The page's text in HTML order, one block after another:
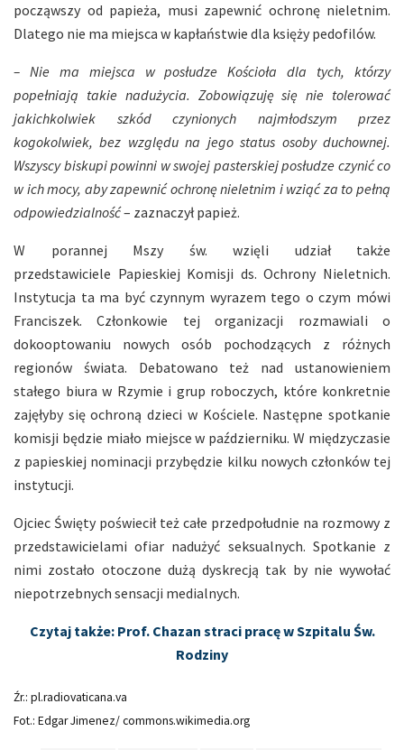
począwszy od papieża, musi zapewnić ochronę nieletnim.
Dlatego nie ma miejsca w kapłaństwie dla księży pedofilów.
– Nie ma miejsca w posłudze Kościoła dla tych, którzy
popełniają takie nadużycia. Zobowiązuję się nie tolerować
jakichkolwiek szkód czynionych najmłodszym przez
kogokolwiek, bez względu na jego status osoby duchownej.
Wszyscy biskupi powinni w swojej pasterskiej posłudze czynić co
w ich mocy, aby zapewnić ochronę nieletnim i wziąć za to pełną
odpowiedzialność– zaznaczył papież.
W porannej Mszy św. wzięli udział także
przedstawiciele Papieskiej Komisji ds. Ochrony Nieletnich.
Instytucja ta ma być czynnym wyrazem tego o czym mówi
Franciszek. Członkowie tej organizacji rozmawiali o
dokooptowaniu nowych osób pochodzących z różnych
regionów świata. Debatowano też nad ustanowieniem
stałego biura w Rzymie i grup roboczych, które konkretnie
zajęłyby się ochroną dzieci w Kościele. Następne spotkanie
komisji będzie miało miejsce w październiku. W międzyczasie
z papieskiej nominacji przybędzie kilku nowych członków tej
instytucji.
Ojciec Święty poświecił też całe przedpołudnie na rozmowy z
przedstawicielami ofiar nadużyć seksualnych. Spotkanie z
nimi zostało otoczone dużą dyskrecją tak by nie wywołać
niepotrzebnych sensacji medialnych.
Czytaj także: Prof. Chazan straci pracę w Szpitalu Św.
Rodziny
Źr.: pl.radiovaticana.va
Fot.: Edgar Jimenez/ commons.wikimedia.org